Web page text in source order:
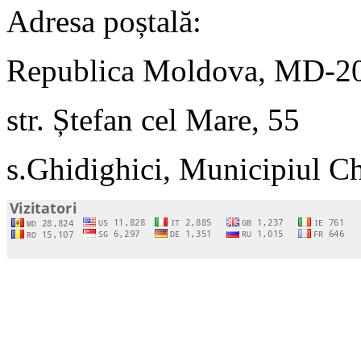
Adresa poștală:
Republica Moldova, MD-
str. Ștefan cel Mare, 55
s.Ghidighici, Municipiul